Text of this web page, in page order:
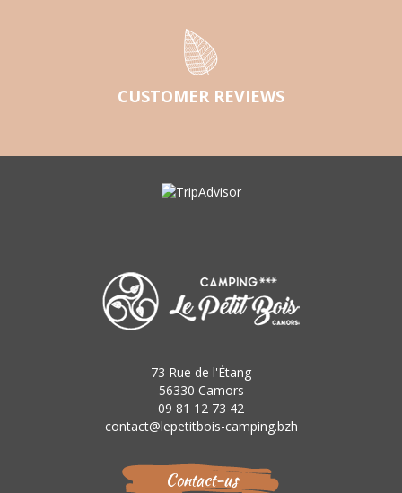
CUSTOMER REVIEWS
73 Rue de l'Étang
56330 Camors
09 81 12 73 42
contact@lepetitbois-camping.bzh
Contact-us